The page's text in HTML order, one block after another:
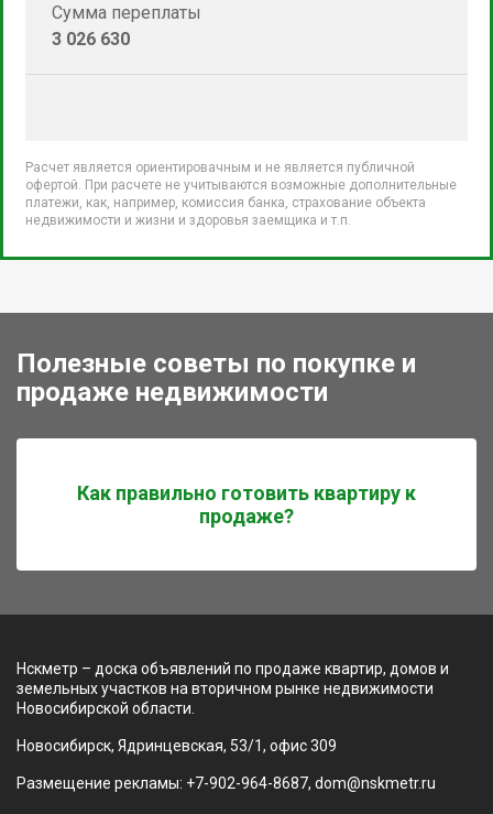
Сумма переплаты
3 026 630
Расчет является ориентировачным и не является публичной
офертой. При расчете не учитываются возможные дополнительные
платежи, как, например, комиссия банка, страхование объекта
недвижимости и жизни и здоровья заемщика и т.п.
Полезные советы по покупке и
продаже недвижимости
Как правильно готовить квартиру к
продаже?
Нскметр – доска объявлений по продаже квартир, домов и
земельных участков на вторичном рынке недвижимости
Новосибирской области.
Новосибирск, Ядринцевская, 53/1, офис 309
Размещение рекламы: +7-902-964-8687, dom@nskmetr.ru